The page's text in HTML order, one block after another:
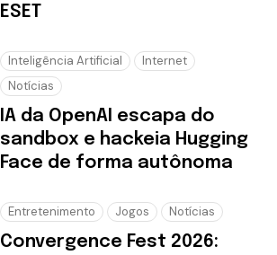
ESET
Inteligência Artificial
Internet
Notícias
IA da OpenAI escapa do
sandbox e hackeia Hugging
Face de forma autônoma
Entretenimento Jogos Notícias
Convergence Fest 2026: